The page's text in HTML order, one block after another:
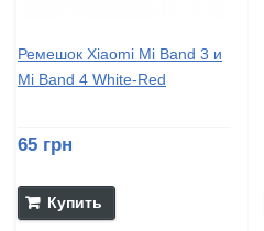
Ремешок Xiaomi Mi Band 3 и
Mi Band 4 White-Red
65 грн
Купить